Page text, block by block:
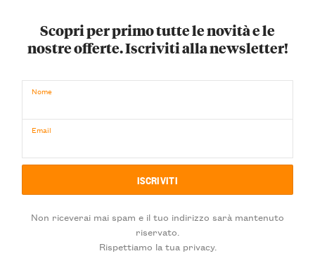
Scopri per primo tutte le novità e le
nostre offerte. Iscriviti alla newsletter!
Nome
Email
Non riceverai mai spam e il tuo indirizzo sarà mantenuto
riservato.
Rispettiamo la tua privacy.